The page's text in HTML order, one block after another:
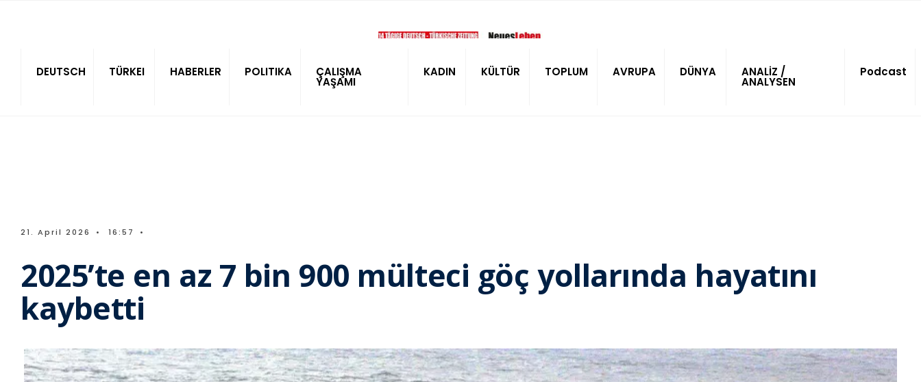
DEUTSCH TÜRKEI HABERLER POLITIKA ÇALIŞMA
YAŞAMI
KADIN KÜLTÜR TOPLUM AVRUPA DÜNYA ANALİZ /
ANALYSEN
Podcast
21. April 2026 • 16:57 •
2025’te en az 7 bin 900 mülteci göç yollarında hayatını
kaybetti